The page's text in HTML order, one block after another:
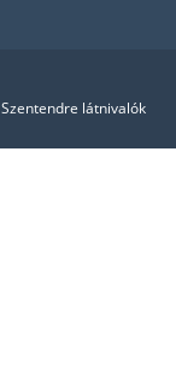
Szentendre látnivalók